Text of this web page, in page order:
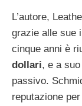
L’autore,
grazie alle sue
cinque anni è
dollari, e a
passivo.
reputazione